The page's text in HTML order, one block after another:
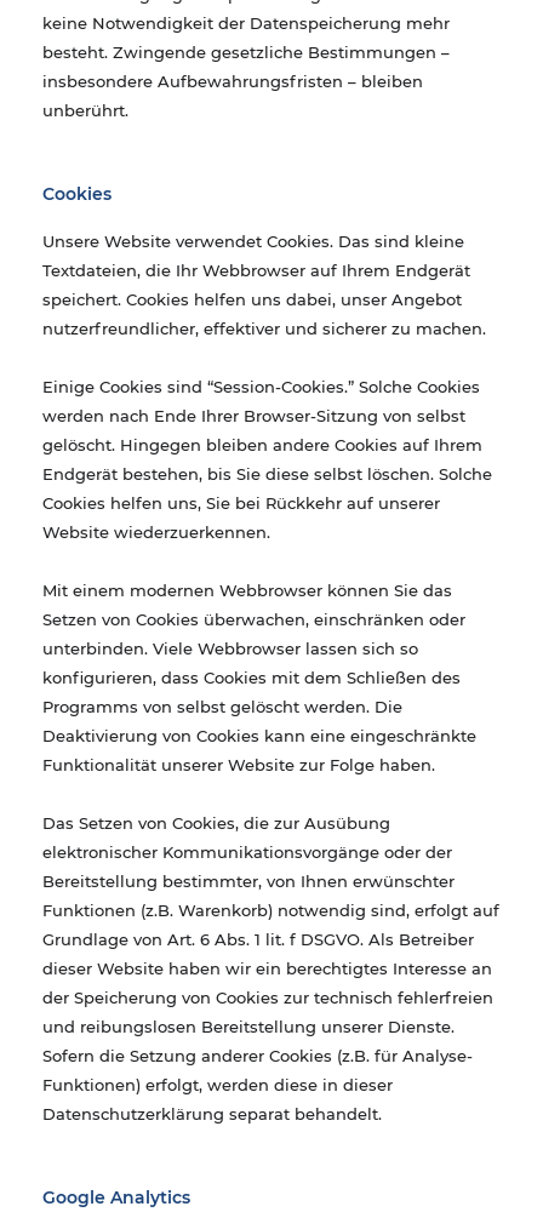
keine Notwendigkeit der Datenspeicherung mehr
besteht. Zwingende gesetzliche Bestimmungen –
insbesondere Aufbewahrungsfristen – bleiben
unberührt.
Cookies
Unsere Website verwendet Cookies. Das sind kleine
Textdateien, die Ihr Webbrowser auf Ihrem Endgerät
speichert. Cookies helfen uns dabei, unser Angebot
nutzerfreundlicher, effektiver und sicherer zu machen.
Einige Cookies sind “Session-Cookies.” Solche Cookies
werden nach Ende Ihrer Browser-Sitzung von selbst
gelöscht. Hingegen bleiben andere Cookies auf Ihrem
Endgerät bestehen, bis Sie diese selbst löschen. Solche
Cookies helfen uns, Sie bei Rückkehr auf unserer
Website wiederzuerkennen.
Mit einem modernen Webbrowser können Sie das
Setzen von Cookies überwachen, einschränken oder
unterbinden. Viele Webbrowser lassen sich so
konfigurieren, dass Cookies mit dem Schließen des
Programms von selbst gelöscht werden. Die
Deaktivierung von Cookies kann eine eingeschränkte
Funktionalität unserer Website zur Folge haben.
Das Setzen von Cookies, die zur Ausübung
elektronischer Kommunikationsvorgänge oder der
Bereitstellung bestimmter, von Ihnen erwünschter
Funktionen (z.B. Warenkorb) notwendig sind, erfolgt auf
Grundlage von Art. 6 Abs. 1 lit. f DSGVO. Als Betreiber
dieser Website haben wir ein berechtigtes Interesse an
der Speicherung von Cookies zur technisch fehlerfreien
und reibungslosen Bereitstellung unserer Dienste.
Sofern die Setzung anderer Cookies (z.B. für Analyse-
Funktionen) erfolgt, werden diese in dieser
Datenschutzerklärung separat behandelt.
Google Analytics